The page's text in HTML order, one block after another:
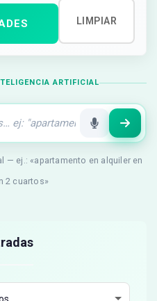
LIMPIAR
ARTIFICIAL
— ej.: «apartamento en alquiler en
2 cuartos»